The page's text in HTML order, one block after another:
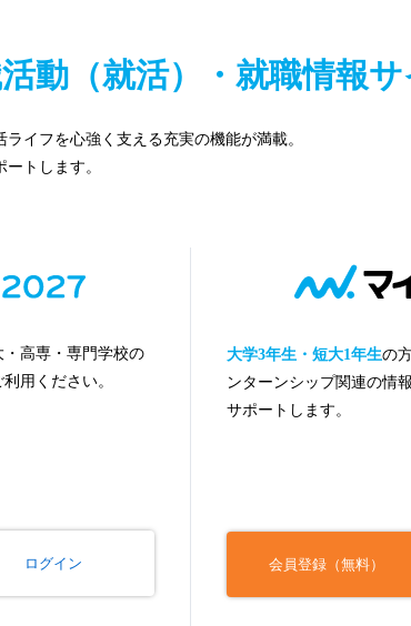
動（就活）・就職情報サ
イフを心強く支える充実の機能が満載。
トします。
高専・専門学校の
用ください。
ログイン
大学3年生・短大1年生の
ンターンシップ関連の情
サポートします。
会員登録（無料）